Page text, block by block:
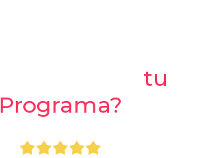
tu
Programa?